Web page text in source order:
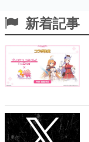
新着記事